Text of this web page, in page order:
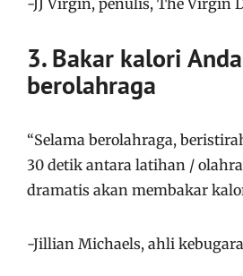
-JJ Virgin, penulis, The Virgin
3. Bakar kalori
berolahraga
“Selama berolahraga,
30 detik antara latihan /
dramatis akan membakar
-Jillian Michaels, ahli